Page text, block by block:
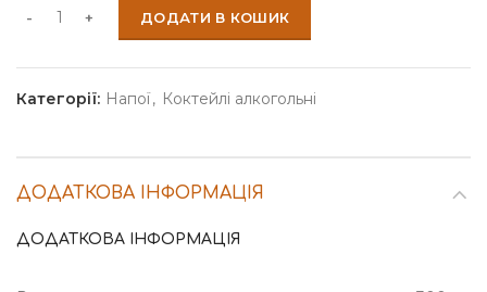
ДОДАТИ В КОШИК
Категорії: Напої, Коктейлі алкогольні
ДОДАТКОВА ІНФОРМАЦІЯ
ДОДАТКОВА ІНФОРМАЦІЯ